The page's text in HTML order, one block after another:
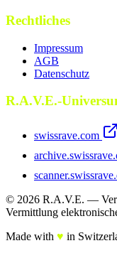
Rechtliches
Impressum
AGB
Datenschutz
R.A.V.E.-
swissrave.com
© 2026 R.A.V.E. —
Vermittlung
Made with ♥ in